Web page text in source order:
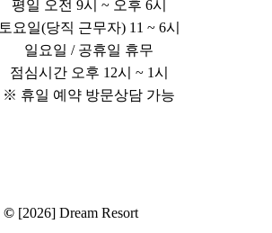
평일 오전 9시 ~ 오후 6시
토요일(당직 근무자) 11 ~ 6시
일요일 / 공휴일 휴무
점심시간 오후 12시 ~ 1시
※ 휴일 예약 방문상담 가능
© [2026] Dream Resort